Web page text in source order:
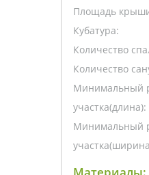
Площадь
Кубатура:
Количество
Количество
Минимальный
участка(длина):
Минимальный